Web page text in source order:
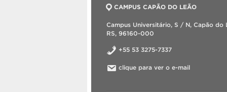
CAMPUS CAPÃO DO LEÃO
Campus Universitário, S / N, Capão do
RS, 96160-000
+55 53 3275-7337
clique para ver o e-mail